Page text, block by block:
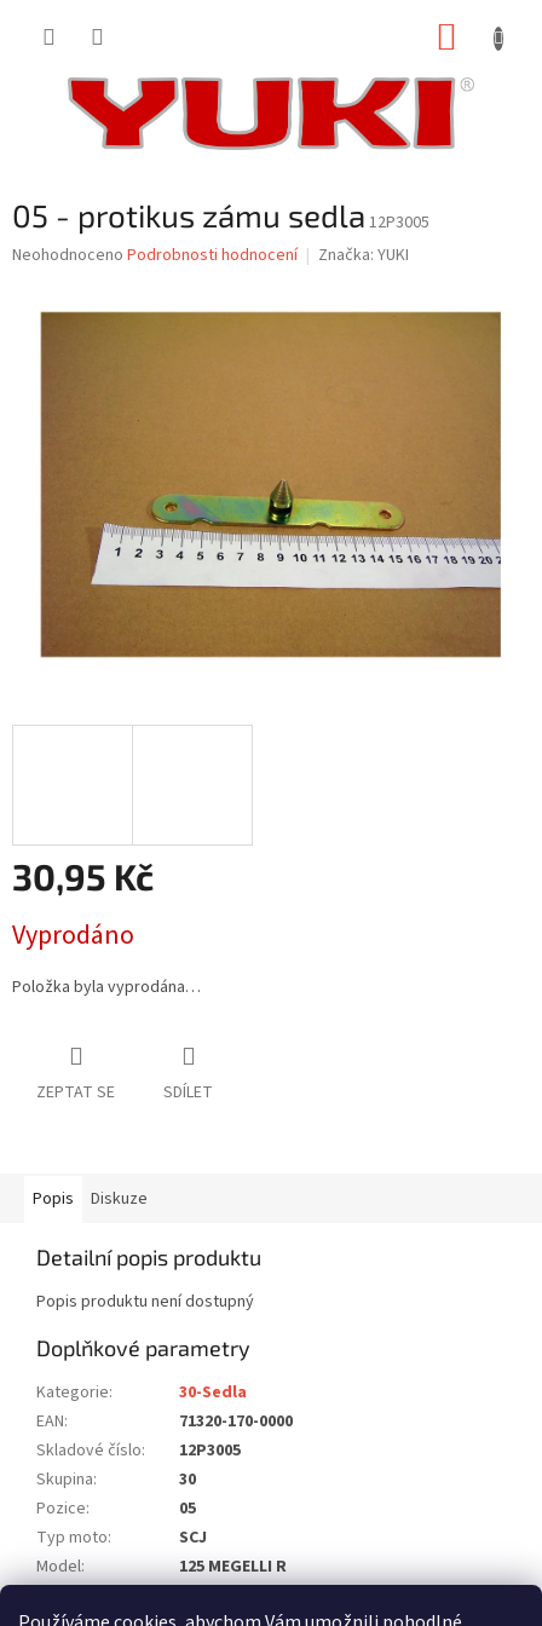
05 - protikus zámu sedla 12P3005
Průměrné
Neohodnoceno Podrobnosti hodnocení Značka: YUKI
30,95 Kč
cena:
Vyprodáno
Položka byla vyprodána…
ZEPTAT SE SDÍLET
Popis Diskuze
Detailní popis produktu
Popis produktu není dostupný
Doplňkové parametry
Kategorie:
30-Sedla
EAN:
71320-170-0000
Skladové číslo:
12P3005
Skupina:
30
Pozice:
05
Typ moto:
SCJ
Model:
125 MEGELLI R